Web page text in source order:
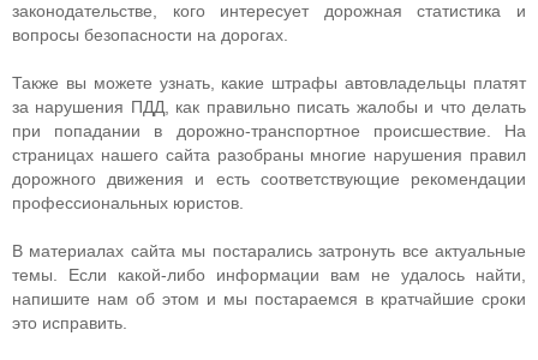
законодательстве, кого интересует дорожная статистика и
вопросы безопасности на дорогах.
Также вы можете узнать, какие штрафы автовладельцы платят
за нарушения ПДД, как правильно писать жалобы и что делать
при попадании в дорожно-транспортное происшествие. На
страницах нашего сайта разобраны многие нарушения правил
дорожного движения и есть соответствующие рекомендации
профессиональных юристов.
В материалах сайта мы постарались затронуть все актуальные
темы. Если какой-либо информации вам не удалось найти,
напишите нам об этом и мы постараемся в кратчайшие сроки
это исправить.